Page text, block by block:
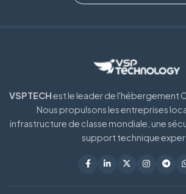
VSPTECHest le leader de l'hébergement
Nous propulsons les entreprises
infrastructure de classe mondiale, une
support technique